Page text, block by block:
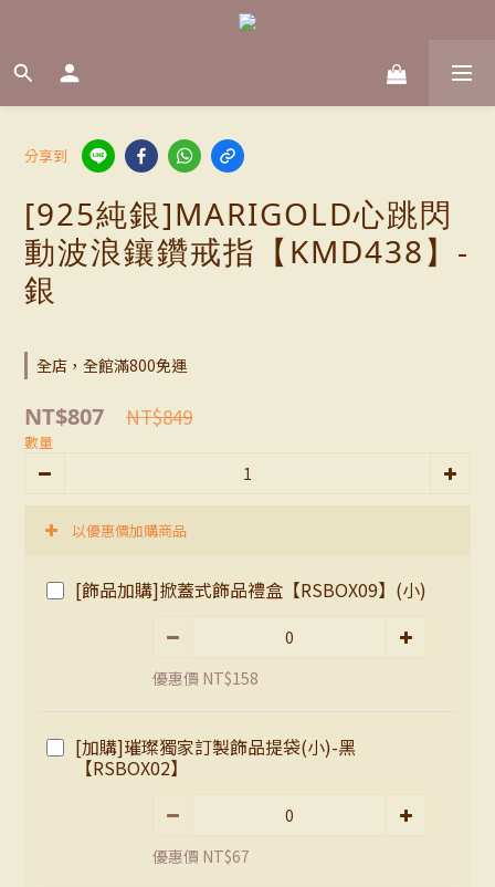
分享到
[925純銀]MARIGOLD心跳閃
動波浪鑲鑽戒指【KMD438】-
銀
全店，全館滿800免運
NT$807 NT$849
數量
以優惠價加購商品
[飾品加購]掀蓋式飾品禮盒【RSBOX09】(小)
優惠價 NT$158
[加購]璀璨獨家訂製飾品提袋(小)-黑
【RSBOX02】
優惠價 NT$67